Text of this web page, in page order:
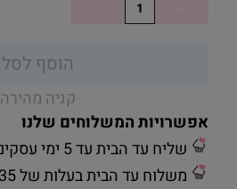
הוסף לסל
קניה מהירה
אפשרויות המשלוחים שלנו
שליח עד הבית עד 5 ימי עסקים
משלוח עד הבית בעלות של 35 ₪